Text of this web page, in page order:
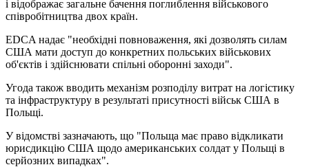
і відображає загальне бачення поглиблення військового
співробітництва двох країн.
EDCA надає "необхідні повноваження, які дозволять силам
США мати доступ до конкретних польських військових
об'єктів і здійснювати спільні оборонні заходи".
Угода також вводить механізм розподілу витрат на логістику
та інфраструктуру в результаті присутності військ США в
Польщі.
У відомстві зазначають, що "Польща має право відкликати
юрисдикцію США щодо американських солдат у Польщі в
серйозних випадках".